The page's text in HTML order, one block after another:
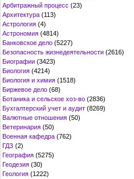
Арбитражный процесс (23)
Архитектура (113)
Астрология (4)
Астрономия (4814)
Банковское дело (5227)
Безопасность жизнедеятельности (2616)
Биографии (3423)
Биология (4214)
Биология и химия (1518)
Биржевое дело (68)
Ботаника и сельское хоз-во (2836)
Бухгалтерский учет и аудит (8269)
Валютные отношения (50)
Ветеринария (50)
Военная кафедра (762)
ГДЗ (2)
География (5275)
Геодезия (30)
Геология (1222)